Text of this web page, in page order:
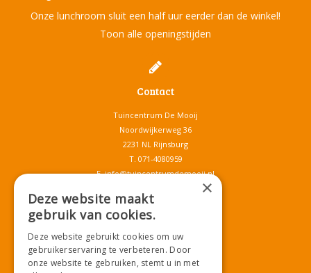
Onze lunchroom sluit een half uur eerder dan de winkel!
Toon alle openingstijden
Contact
Tuincentrum De Mooij
Noordwijkerweg 36
2231 NL Rijnsburg
T. 071-4080959
E.info@tuincentrumdemooij.nl
Download onze App!
×
Deze website maakt
gebruik van cookies.
Deze website gebruikt cookies om uw
gebruikerservaring te verbeteren. Door
onze website te gebruiken, stemt u in met